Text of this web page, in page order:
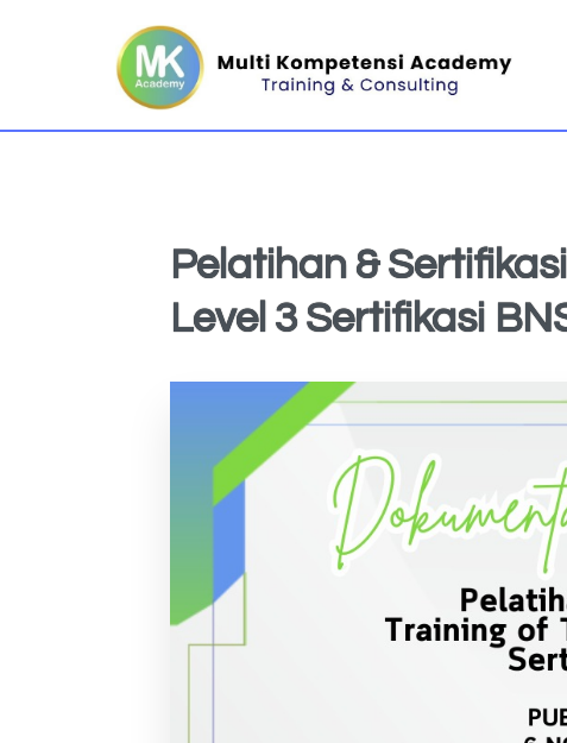
Pelatihan &
Level 3 Sertifikasi